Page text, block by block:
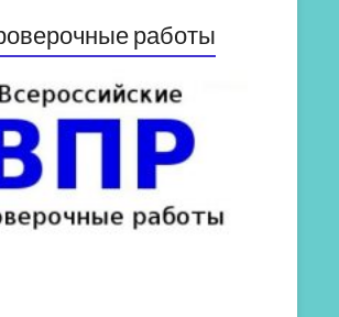
работы